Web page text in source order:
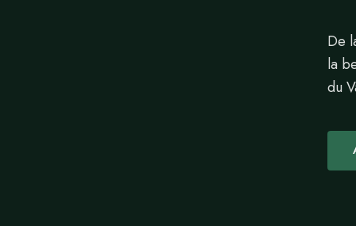
De
la
du